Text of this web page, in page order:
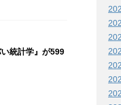
統計学』が599